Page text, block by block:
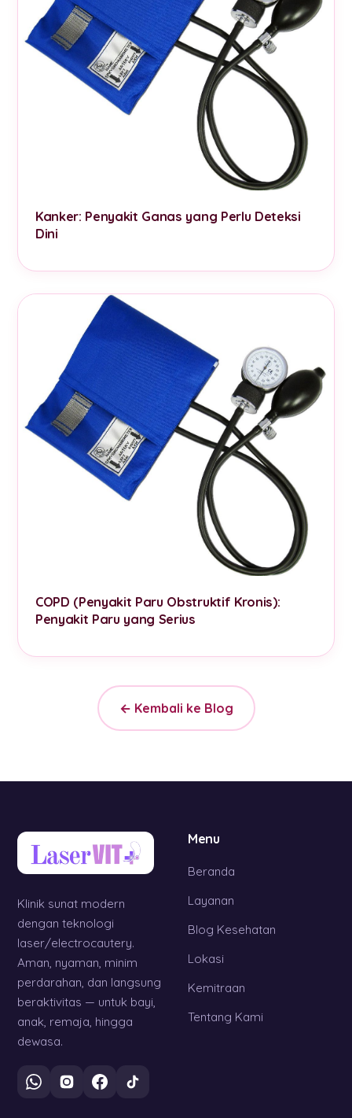
Kanker: Penyakit Ganas yang Perlu Deteksi
Dini
COPD (Penyakit Paru Obstruktif Kronis):
Penyakit Paru yang Serius
← Kembali ke Blog
Klinik sunat modern
dengan teknologi
laser/electrocautery.
Aman, nyaman, minim
perdarahan, dan langsung
beraktivitas — untuk bayi,
anak, remaja, hingga
dewasa.
Menu
Beranda
Layanan
Blog Kesehatan
Lokasi
Kemitraan
Tentang Kami